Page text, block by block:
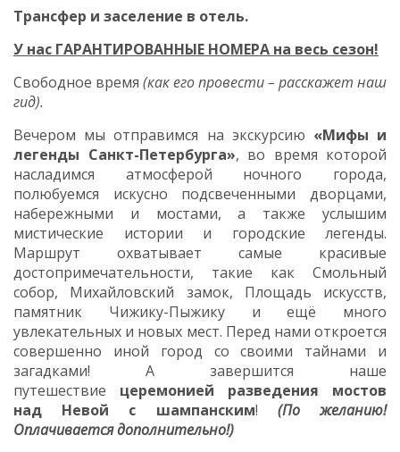
Трансфер и заселение в отель.
У нас ГАРАНТИРОВАННЫЕ НОМЕРА на весь сезон!
Свободное время (как его провести – расскажет наш
гид).
Вечером мы отправимся на экскурсию «Мифы и
легенды Санкт-Петербурга», во время которой
насладимся атмосферой ночного города,
полюбуемся искусно подсвеченными дворцами,
набережными и мостами, а также услышим
мистические истории и городские легенды.
Маршрут охватывает самые красивые
достопримечательности, такие как Смольный
собор, Михайловский замок, Площадь искусств,
памятник Чижику-Пыжику и ещё много
увлекательных и новых мест. Перед нами откроется
совершенно иной город со своими тайнами и
загадками! А завершится наше
путешествие
церемонией разведения мостов
над Невой с шампанским! (По желанию!
Оплачивается дополнительно!)